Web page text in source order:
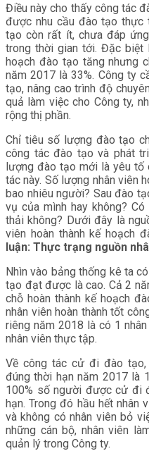
Điều này cho thấy công tác
được nhu cầu đào tạo
tạo còn rất ít, chưa đáp
trong thời gian tới. Đặc biệt
hoạch đào tạo tăng nhưng
năm 2017 là 33%. Công ty
tạo, nâng cao trình độ
quả làm việc cho Công ty,
rộng thị phần.
Chỉ tiêu số lượng đào tạo
công tác đào tạo và phát
lượng đào tạo mới là yêu tố
tác này. Số lượng nhân viên
bao nhiêu người? Sau đào
vụ của mình hay không?
thải không? Dưới đây là
viên hoàn thành kế hoạch
luận: Thực trạng nguồn
Nhìn vào bảng thống kê ta
tạo đạt được là cao. Cả 2
chỗ hoàn thành kế hoạch
nhân viên hoàn thành tốt
riêng năm 2018 là có 1
nhân viên thực tập.
Về công tác cử đi đào tạo,
đúng thời hạn năm 2017 là
100% số người được cử đi
hạn. Trong đó hầu hết nhân
và không có nhân viên bỏ
những cán bộ, nhân viên
quản lý trong Công ty.